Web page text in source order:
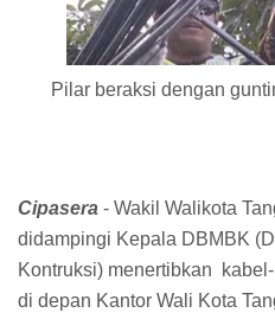
Pilar beraksi dengan
Cipasera - Wakil Walikota
didampingi Kepala DBMBK
Kontruksi) menertibkan
di depan Kantor Wali Kota